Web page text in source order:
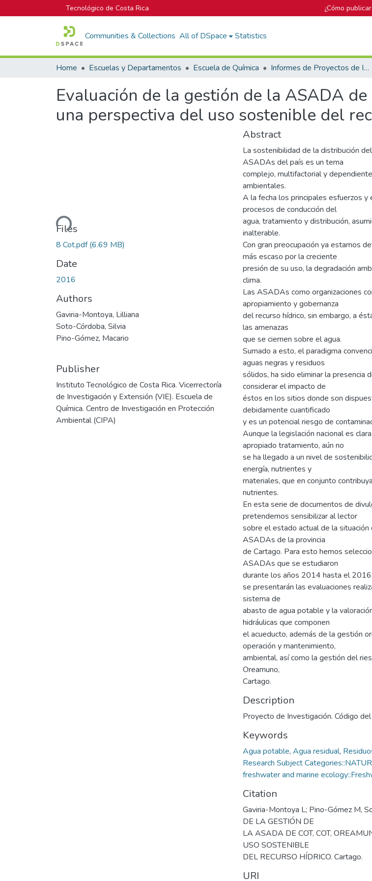
Tecnológico de Costa Rica ¿Cómo
Communities & Collections All of DSpace Statistics
Home Escuelas y Departamentos Escuela de Química Informes de Proyectos de Investigación
Evaluación de la gestión de la ASADA
una perspectiva del uso sostenible del
Loading...
Files
8 Cot.pdf(6.69 MB)
Date
2016
Authors
Gaviria-Montoya, Lilliana
Soto-Córdoba, Silvia
Pino-Gómez, Macario
Publisher
Instituto Tecnológico de Costa Rica. Vicerrectoría
de Investigación y Extensión (VIE). Escuela de
Química. Centro de Investigación en Protección
Ambiental (CIPA)
Abstract
La sostenibilidad de la distribución
ASADAs del país es un tema
complejo, multifactorial y
ambientales.
A la fecha los principales esfuerzos
procesos de conducción del
agua, tratamiento y distribución,
inalterable.
Con gran preocupación ya estamos
más escaso por la creciente
presión de su uso, la degradación
clima.
Las ASADAs como organizaciones
apropiamiento y gobernanza
del recurso hídrico, sin embargo, a
las amenazas
que se ciernen sobre el agua.
Sumado a esto, el paradigma
aguas negras y residuos
sólidos, ha sido eliminar la presencia
considerar el impacto de
éstos en los sitios donde son
debidamente cuantificado
y es un potencial riesgo de
Aunque la legislación nacional es
apropiado tratamiento, aún no
se ha llegado a un nivel de
energía, nutrientes y
materiales, que en conjunto
nutrientes.
En esta serie de documentos de
pretendemos sensibilizar al lector
sobre el estado actual de la
ASADAs de la provincia
de Cartago. Para esto hemos
ASADAs que se estudiaron
durante los años 2014 hasta el 2016.
se presentarán las evaluaciones
sistema de
abasto de agua potable y la
hidráulicas que componen
el acueducto, además de la gestión
operación y mantenimiento,
ambiental, así como la gestión del
Oreamuno,
Cartago.
Description
Proyecto de Investigación. Código
Keywords
Agua potable, Agua residual,
Research Subject
freshwater and marine
Citation
Gaviria-Montoya L; Pino-Gómez M,
DE LA GESTIÓN DE
LA ASADA DE COT, COT,
USO SOSTENIBLE
DEL RECURSO HÍDRICO. Cartago.
URI